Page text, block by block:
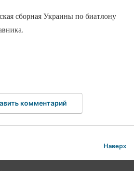
сборная Украины по биатлону
комментарий
Наверх